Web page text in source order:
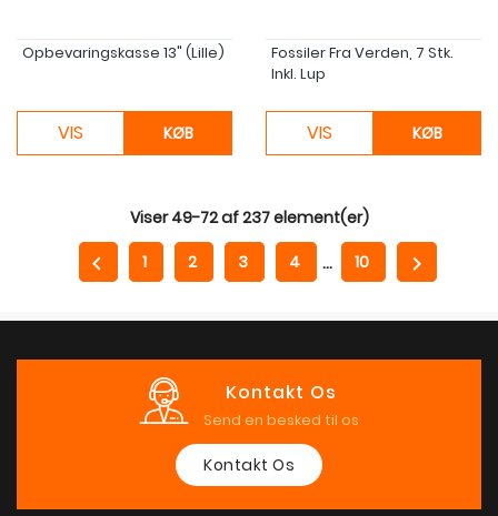
Opbevaringskasse 13" (lille)
VIS KØB
Fossiler Fra Verden, 7 Stk.
Inkl. Lup
VIS KØB
Viser 49-72 af 237 element(er)
 1 2 3 4 … 10 
Kontakt Os
Send en besked til os
Kontakt Os